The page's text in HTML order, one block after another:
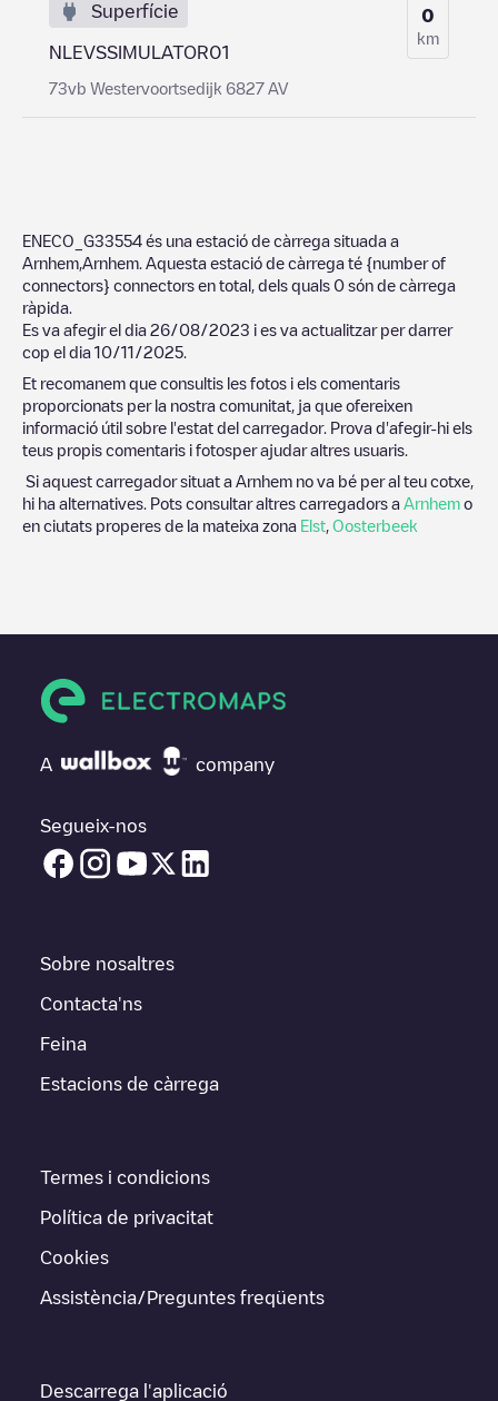
Superfície
NLEVSSIMULATOR01
73vb Westervoortsedijk 6827 AV
0
km
ENECO_G33554 és una estació de càrrega situada a
Arnhem Arnhem . Aquesta estació de càrrega té {number of
connectors} connectors en total, dels quals 0 són de càrrega
ràpida.
Es va afegir el dia 26/08/2023 i es va actualitzar per darrer
cop el dia 10/11/2025
Et recomanem que consultis les fotos i els comentaris
proporcionats per la nostra comunitat, ja que ofereixen
informació útil sobre l'estat del carregador. Prova d'afegir-hi els
teus propis comentaris i fotosper ajudar altres usuaris.
Si aquest carregador situat a Arnhem no va bé per al teu cotxe,
hi ha alternatives. Pots consultar altres carregadors a Arnhem o
en ciutats properes de la mateixa zona Elst Oosterbeek
A company
Segueix-nos
Sobre nosaltres
Contacta'ns
Feina
Estacions de càrrega
Termes i condicions
Política de privacitat
Cookies
Assistència/Preguntes freqüents
Descarrega l'aplicació